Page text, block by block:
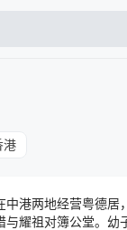
港
中港两地经营粤德
与耀祖对簿公堂。